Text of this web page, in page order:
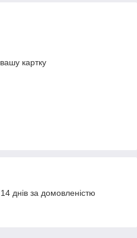
картку
днів за домовленістю